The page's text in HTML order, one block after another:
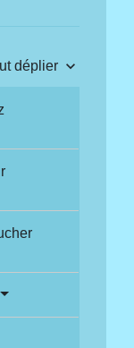
déplier keyboard_arrow_down